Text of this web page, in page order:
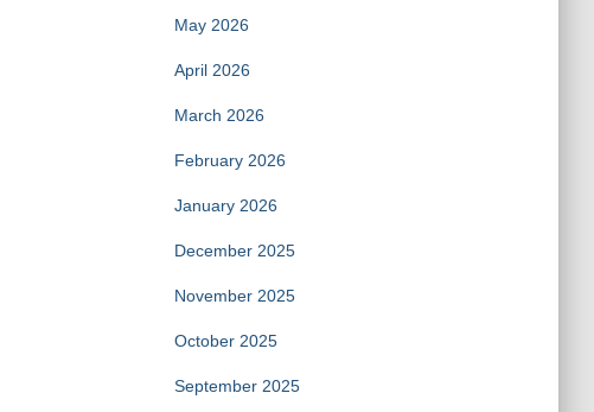
May 2026
April 2026
March 2026
February 2026
January 2026
December 2025
November 2025
October 2025
September 2025